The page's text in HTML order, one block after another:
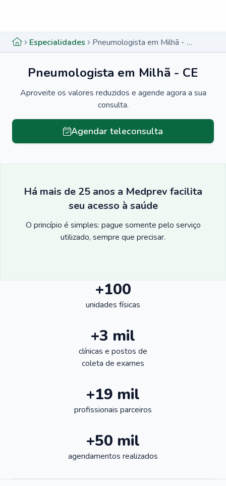
Especialidades Pneumologista em Milhã - CE
Pneumologista em Milhã - CE
Aproveite os valores reduzidos e agende agora a sua
consulta.
Agendar teleconsulta
Há mais de 25 anos a Medprev facilita
seu acesso à saúde
O princípio é simples: pague somente pelo serviço
utilizado, sempre que precisar.
+100
unidades físicas
+3 mil
clínicas e postos de
coleta de exames
+19 mil
profissionais parceiros
+50 mil
agendamentos realizados